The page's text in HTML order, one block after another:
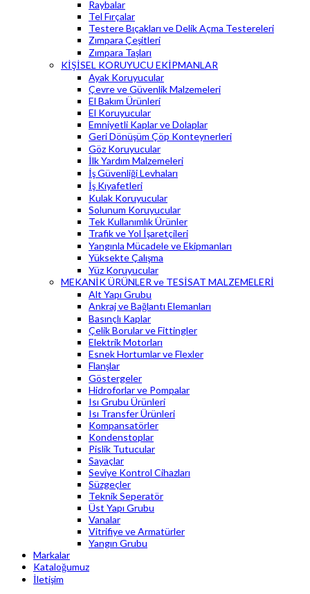
Raybalar
Tel Fırçalar
Testere Bıçakları ve Delik Açma Testereleri
Zımpara Çeşitleri
Zımpara Taşları
KİŞİSEL KORUYUCU EKİPMANLAR
Ayak Koruyucular
Çevre ve Güvenlik Malzemeleri
El Bakım Ürünleri
El Koruyucular
Emniyetli Kaplar ve Dolaplar
Geri Dönüşüm Çöp Konteynerleri
Göz Koruyucular
İlk Yardım Malzemeleri
İş Güvenliği Levhaları
İş Kıyafetleri
Kulak Koruyucular
Solunum Koruyucular
Tek Kullanımlık Ürünler
Trafik ve Yol İşaretçileri
Yangınla Mücadele ve Ekipmanları
Yüksekte Çalışma
Yüz Koruyucular
MEKANİK ÜRÜNLER ve TESİSAT MALZEMELERİ
Alt Yapı Grubu
Ankraj ve Bağlantı Elemanları
Basınçlı Kaplar
Çelik Borular ve Fittingler
Elektrik Motorları
Esnek Hortumlar ve Flexler
Flanşlar
Göstergeler
Hidroforlar ve Pompalar
Isı Grubu Ürünleri
Isı Transfer Ürünleri
Kompansatörler
Kondenstoplar
Pislik Tutucular
Sayaçlar
Seviye Kontrol Cihazları
Süzgeçler
Teknik Seperatör
Üst Yapı Grubu
Vanalar
Vitrifiye ve Armatürler
Yangın Grubu
Markalar
Kataloğumuz
İletişim